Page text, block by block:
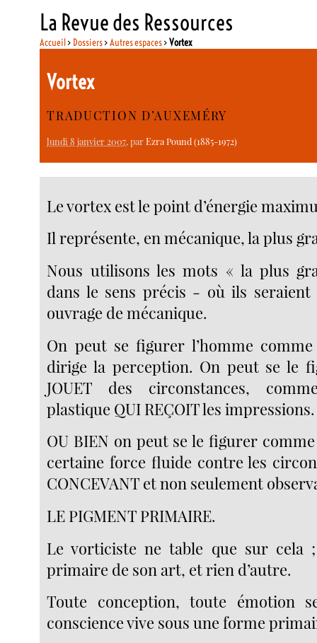
La Revue des Ressources
Accueil> Dossiers>Autres espaces>Vortex
Vortex
TRADUCTION D’AUXEMÉRY
lundi 8 janvier 2007, parEzra Pound (1885-1972)
Le vortex est le point d’énergie
Il représente, en mécanique, la plus
Nous utilisons les mots « la plus
dans le sens précis - où ils
ouvrage de mécanique.
On peut se figurer l’homme
dirige la perception. On peut se le
JOUET des circonstances,
plastique QUI REÇOIT les impressions.
OU BIEN on peut se le figurer
certaine force fluide contre les
CONCEVANT et non seulement
LE PIGMENT PRIMAIRE.
Le vorticiste ne table que sur cela
primaire de son art, et rien d’autre.
Toute conception, toute émotion
conscience vive sous une forme